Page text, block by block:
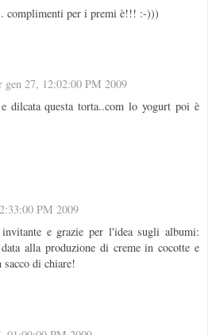
complimenti per i premi è!!! :-)))
gen 27, 12:02:00 PM 2009
dilcata questa torta..com lo yogurt poi è
PM 2009
e grazie per l'idea sugli albumi:
alla produzione di creme in cocotte e
di chiare!